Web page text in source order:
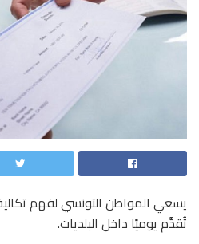
يسعي المواطن التونسي لفهم
تُقدَّم يوميًا داخل البلديات.